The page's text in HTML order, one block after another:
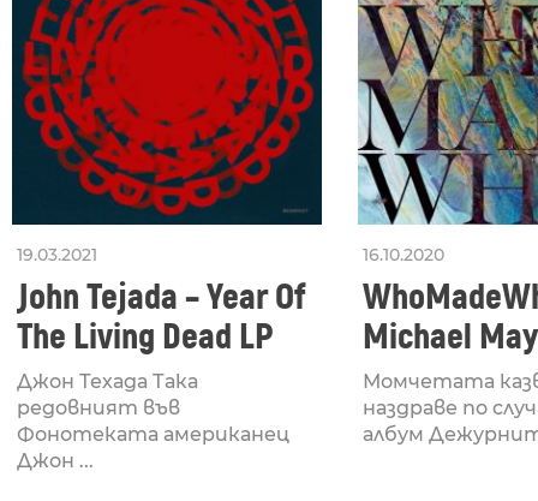
19.03.2021
John Tejada – Year Of
The Living Dead LP
Джон Техада Така
редовният във
Фонотеката американец
Джон ...
16.10.2020
Michael
Hamstring
Момчетата
наздраве по
албум